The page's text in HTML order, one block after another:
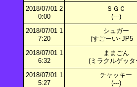
2018/07/01 2
0:00
ＳＧＣ
(---)
2018/07/01 1
7:20
シュガー
(すごーい･
2018/07/01 1
6:32
ままごん
(ミラクルゲッタ
2018/07/01 1
5:27
チャッキー
(---)